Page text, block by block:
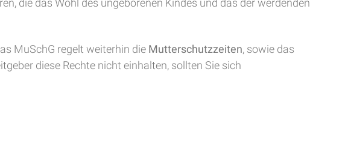
die das Wohl des ungeborenen Kindes und das der werdenden
MuSchG regelt weiterhin die Mutterschutzzeiten, sowie das
diese Rechte nicht einhalten, sollten Sie sich